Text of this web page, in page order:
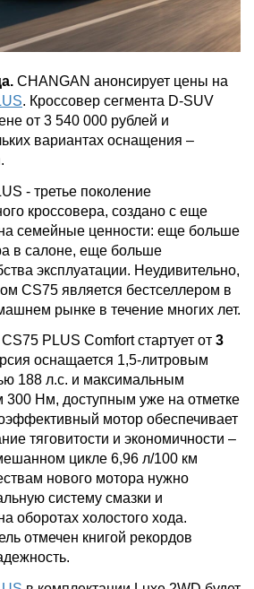
CHANGAN анонсирует цены на
. Кроссовер сегмента D-SUV
от 3 540 000 рублей и
вариантах оснащения –
- третье поколение
кроссовера, создано с еще
семейные ценности: еще больше
в салоне, еще больше
эксплуатации. Неудивительно,
CS75 является бестселлером в
рынке в течение многих лет.
PLUS Comfort стартует от 3
оснащается 1,5-литровым
188 л.с. и максимальным
Нм, доступным уже на отметке
мотор обеспечивает
тяговитости и экономичности –
цикле 6,96 л/100 км
нового мотора нужно
систему смазки и
оборотах холостого хода.
отмечен книгой рекордов